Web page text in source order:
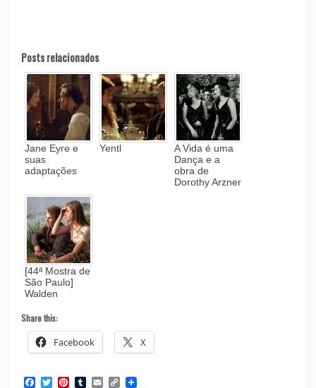
Posts relacionados
Jane Eyre e
suas
adaptações
Yentl
A Vida é uma
Dança e a
obra de
Dorothy Arzner
[44ª Mostra de
São Paulo]
Walden
Share this:
Facebook X
Facebook
Twitter
Pinterest
Tumblr
EmailCopy